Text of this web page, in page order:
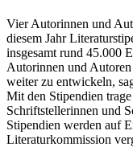
Vier Autorinnen und
diesem Jahr
insgesamt rund 45.000
Autorinnen und
weiter zu entwickeln,
Mit den Stipendien
Schriftstellerinnen und
Stipendien werden auf
Literaturkommission